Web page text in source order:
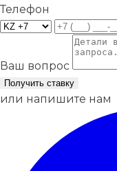
Телефон
Ваш вопрос
Получить ставку
или напишите нам